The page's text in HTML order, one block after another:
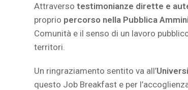
Attraversotestimonianze dirette e
proprio percorso nella Pubblica
Comunità e il senso di un lavoro
territori.
Un ringraziamento sentito va all’
questo Job Breakfast e per